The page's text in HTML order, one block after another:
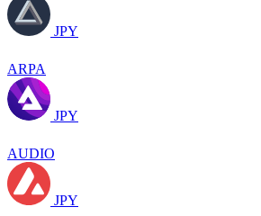
JPY
ARPA
JPY
AUDIO
JPY